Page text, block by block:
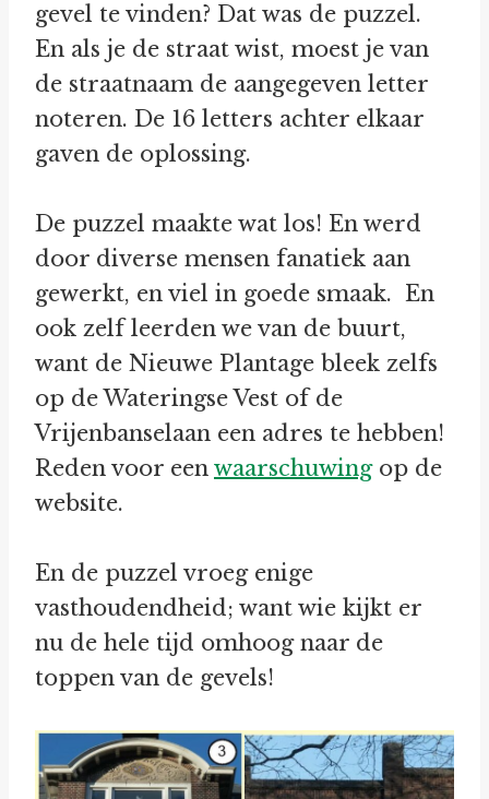
gevel te vinden? Dat was de puzzel.
En als je de straat wist, moest je van
de straatnaam de aangegeven letter
noteren. De 16 letters achter elkaar
gaven de oplossing.
De puzzel maakte wat los! En werd
door diverse mensen fanatiek aan
gewerkt, en viel in goede smaak. En
ook zelf leerden we van de buurt,
want de Nieuwe Plantage bleek zelfs
op de Wateringse Vest of de
Vrijenbanselaan een adres te hebben!
Reden voor een waarschuwingop de
website.
En de puzzel vroeg enige
vasthoudendheid; want wie kijkt er
nu de hele tijd omhoog naar de
toppen van de gevels!